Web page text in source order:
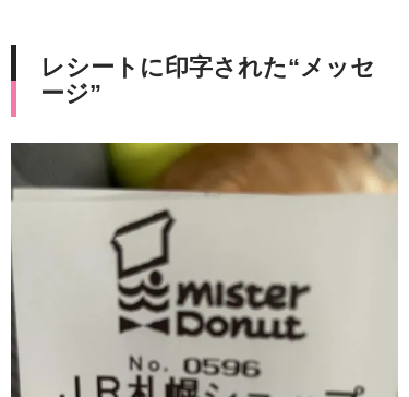
レシートに印字された“メッセ
ージ”